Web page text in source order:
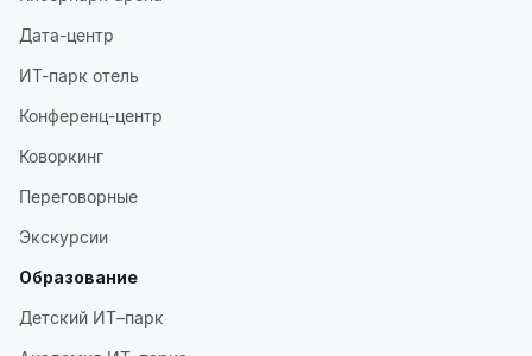
Дата-центр
ИТ-парк отель
Конференц-центр
Коворкинг
Переговорные
Экскурсии
Образование
Детский ИТ–парк